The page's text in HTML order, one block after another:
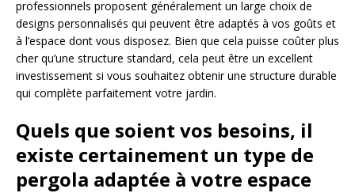
professionnels proposent généralement un large choix de
designs personnalisés qui peuvent être adaptés à vos goûts et
à l’espace dont vous disposez. Bien que cela puisse coûter plus
cher qu’une structure standard, cela peut être un excellent
investissement si vous souhaitez obtenir une structure durable
qui complète parfaitement votre jardin.
Quels que soient vos besoins, il
existe certainement un type de
pergola adaptée à votre espace